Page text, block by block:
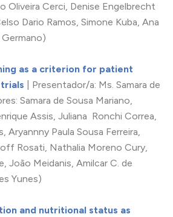
Oliveira Cerci, Denise Engelbrecht
Dario Ramos, Simone Kuba, Ana
as a criterion for patient
| Presentador/a: Ms. Samara de
Samara de Sousa Mariano,
Assis, Juliana Ronchi Correa,
Aryannny Paula Sousa Ferreira,
Rosati, Nathalia Moreno Cury,
João Meidanis, Amilcar C. de
Yunes)
and nutritional status as